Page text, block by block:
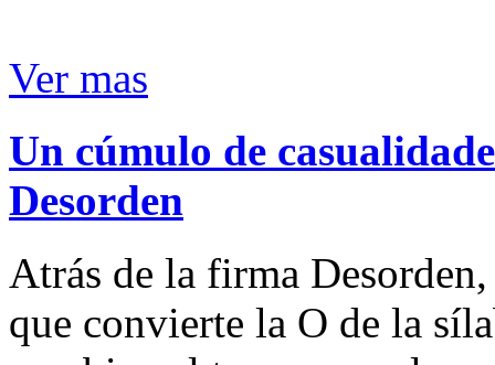
Ver mas
Un cúmulo de
Desorden
Atrás de la firma
que convierte la O de la